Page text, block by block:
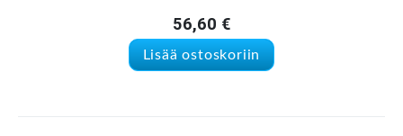
56,60 €
Lisää ostoskoriin